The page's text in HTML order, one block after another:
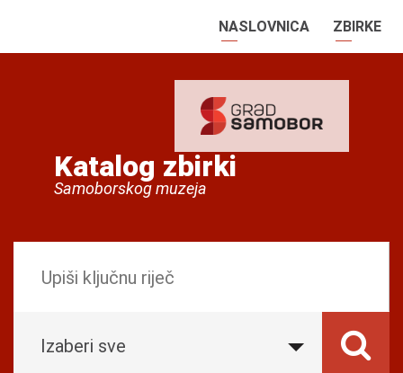
NASLOVNICA ZBIRKE
Katalog zbirki
Samoborskog muzeja
Izaberi sve